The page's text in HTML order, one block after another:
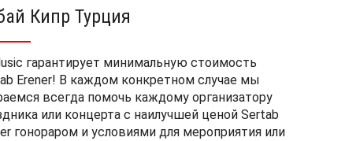
Кипр Турция
гарантирует минимальную стоимость
Erener! В каждом конкретном случае мы
всегда помочь каждому организатору
или концерта с наилучшей ценой Sertab
гонораром и условиями для мероприятия или